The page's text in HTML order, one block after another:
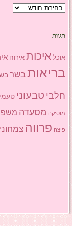
ארכיון
תגיות
אוכל איכות אירוח
בריאותבשר
חלבי טבעוני
מוסיקה מסעדה
פיצה פרווה צמחוני